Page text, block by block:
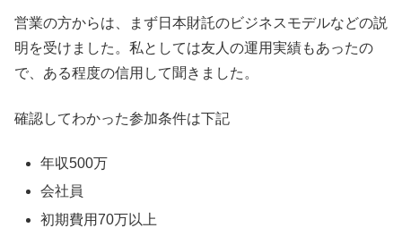
営業の方からは、まず日本財託のビジネスモデルなどの説
明を受けました。私としては友人の運用実績もあったの
で、ある程度の信用して聞きました。
確認してわかった参加条件は下記
年収500万
会社員
初期費用70万以上